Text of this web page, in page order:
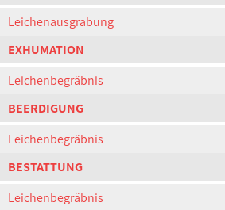
Leichenausgrabung
EXHUMATION
Leichenbegräbnis
BEERDIGUNG
Leichenbegräbnis
BESTATTUNG
Leichenbegräbnis